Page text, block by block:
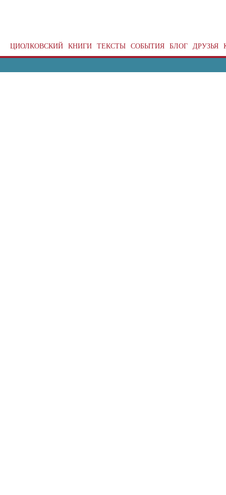
ЦИОЛКОВСКИЙ КНИГИ ТЕКСТЫ СОБЫТИЯ БЛОГ ДРУЗЬЯ